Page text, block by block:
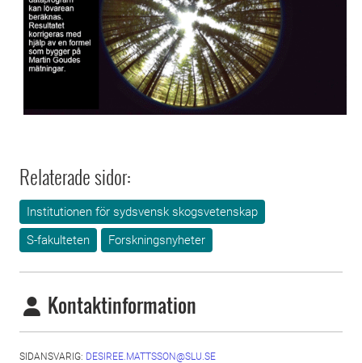
Relaterade sidor:
Institutionen för sydsvensk skogsvetenskap
S-fakulteten
Forskningsnyheter
Kontaktinformation
SIDANSVARIG: DESIREE.MATTSSON@SLU.SE